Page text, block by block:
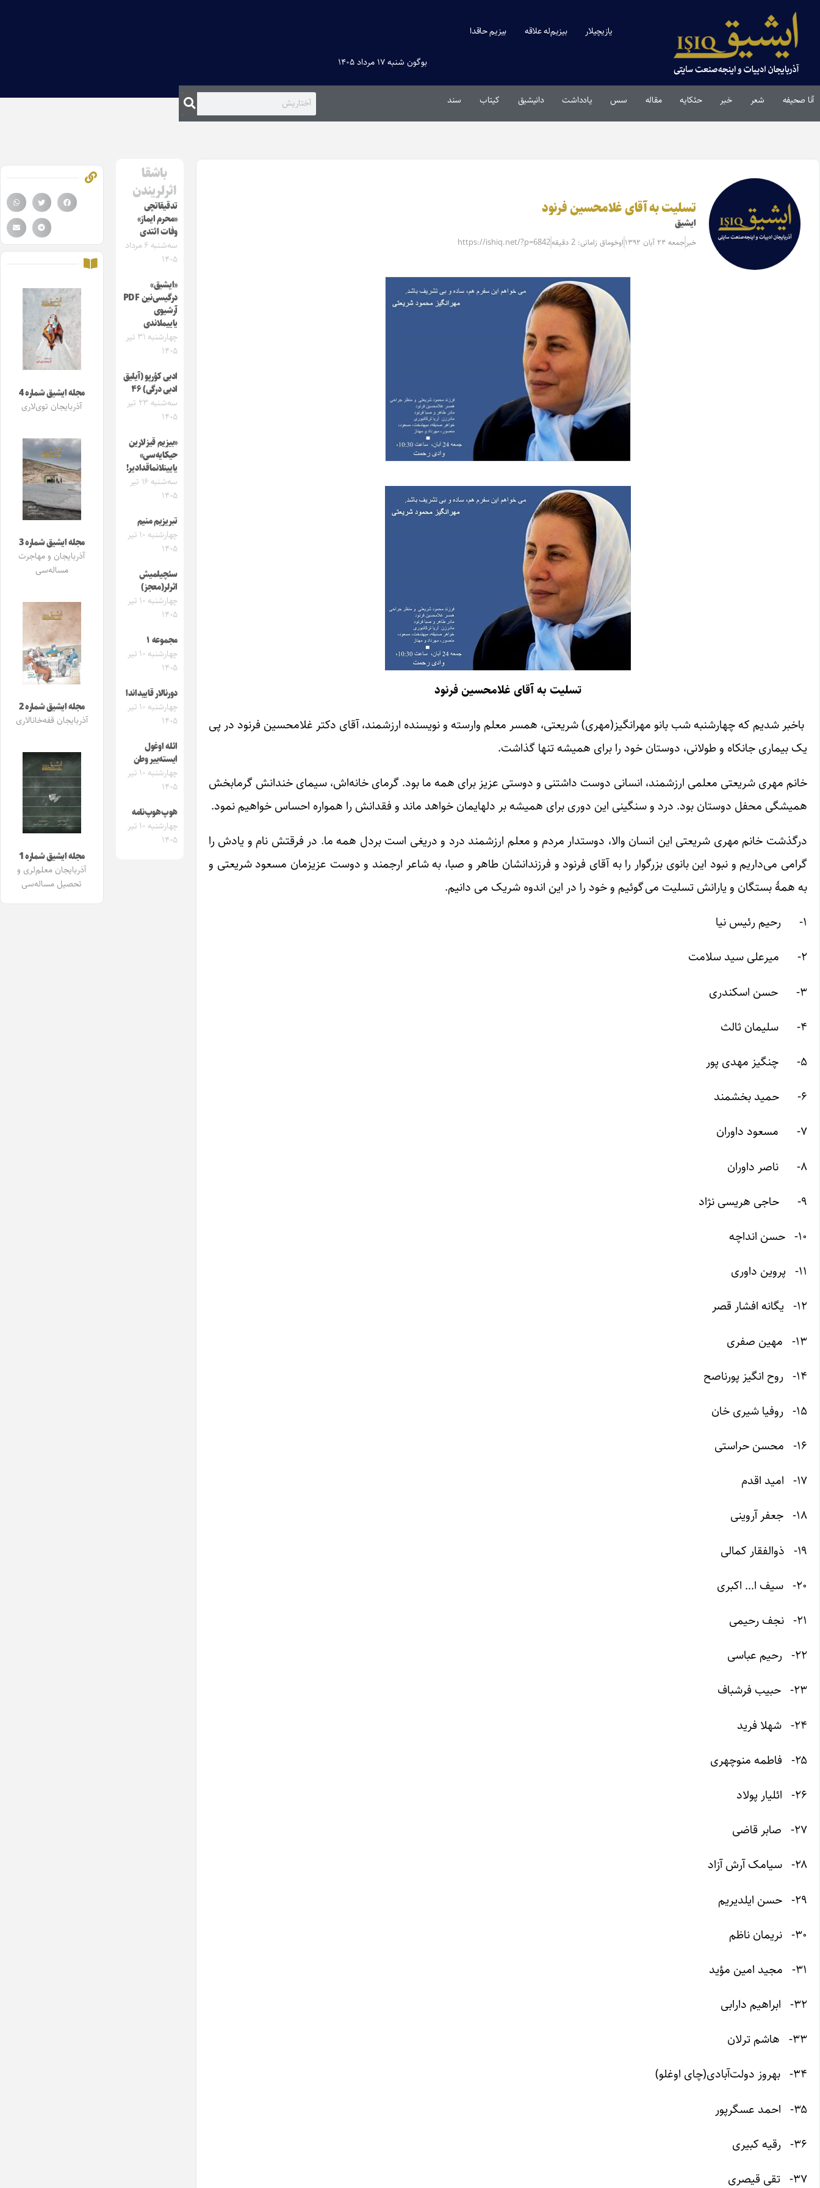
یازیچیلار بیزیم‌له علاقه بیزیم حاقدا
بوگون شنبه ۱۷ مرداد ۱۴۰۵
آنا صحیفه شعر خبر حئکایه مقاله‌ سس یادداشت دانیشیق کیتاب سند
تسلیت به آقای غلامحسین فرنود
ایشیق
خبر جمعه ۲۴ آبان ۱۳۹۲ اوخوماق زامانی: 2 دقیقه https://ishiq.net/?p=6842
تسلیت به آقای غلامحسین فرنود
باخبر شدیم که چهارشنبه شب بانو مهرانگیز(مهری) شریعتی، همسر معلم وارسته و نویسنده ارزشمند، آقای دکتر غلامحسین فرنود در پی
یک بیماری جانکاه و طولانی، دوستان خود را برای همیشه تنها گذاشت.
خانم مهری شریعتی معلمی ارزشمند، انسانی دوست داشتنی و دوستی عزیز برای همه ما بود. گرمای خانه‌اش، سیمای خندانش گرمابخش
همیشگی محفل دوستان بود. درد و سنگینی این دوری برای همیشه بر دلهایمان خواهد ماند و فقدانش را همواره احساس خواهیم نمود.
درگذشت خانم مهری شریعتی این انسان والا، دوستدار مردم و معلم ارزشمند درد و دریغی است بردل همه ما. در فرقتش نام و یادش را
گرامی می‌داریم و نبود این بانوی بزرگوار را به آقای فرنود و فرزندانشان طاهر و صبا، به شاعر ارجمند و دوست عزیزمان مسعود شریعتی و
به همۀ بستگان و یارانش تسلیت می گوئیم و خود را در این اندوه شریک می دانیم.
۱- رحیم رئیس نیا
۲- میرعلی سید سلامت
۳- حسن اسکندری
۴- سلیمان ثالث
۵- چنگیز مهدی پور
۶- حمید بخشمند
۷- مسعود داوران
۸- ناصر داوران
۹- حاجی هریسی نژاد
۱۰- حسن انداچه
۱۱- پروین داوری
۱۲- یگانه افشار قصر
۱۳- مهین صفری
۱۴- روح انگیز پورناصح
۱۵- روفیا شیری خان
۱۶- محسن حراستی
۱۷- امید اقدم
۱۸- جعفر آروینی
۱۹- ذوالفقار کمالی
۲۰- سیف ا… اکبری
۲۱- نجف رحیمی
۲۲- رحیم عباسی
۲۳- حبیب فرشباف
۲۴- شهلا فرید
۲۵- فاطمه منوچهری
۲۶- ائلیار پولاد
۲۷- صابر قاضی
۲۸- سیامک آرش آزاد
۲۹- حسن ایلدیریم
۳۰- نریمان ناظم
۳۱- مجید امین مؤید
۳۲- ابراهیم دارابی
۳۳- هاشم ترلان
۳۴- بهروز دولت‌آبادی(چای اوغلو)
۳۵- احمد عسگرپور
۳۶- رقیه کبیری
۳۷- تقی قیصری
باشقا
اثرلریندن
تدقیقاتچی
«محرم ایماز»
وفات ائتدی
سه‌شنبه ۶ مرداد
۱۴۰۵
«ایشیق»
درگیسی‌نین PDF
آرشیوی
یاییملاندی
چهارشنبه ۳۱ تیر
۱۴۰۵
ادبی کؤرپو (آیلیق
ادبی درگی) ۴۶
سه‌شنبه ۲۳ تیر
۱۴۰۵
«بیزیم قیزلارین
حیکایه‌سی»
یایینلانماقدادیر!
سه‌شنبه ۱۶ تیر
۱۴۰۵
تبریزیم منیم
چهارشنبه ۱۰ تیر
۱۴۰۵
سئچیلمیش
اثرلر(معجز)
چهارشنبه ۱۰ تیر
۱۴۰۵
مجموعه ۱
چهارشنبه ۱۰ تیر
۱۴۰۵
دورنالار قاییداندا
چهارشنبه ۱۰ تیر
۱۴۰۵
ائله اوغول
ایسته‌ییر وطن
چهارشنبه ۱۰ تیر
۱۴۰۵
هوپ‌هوپ‌نامه
چهارشنبه ۱۰ تیر
۱۴۰۵
مجله ایشیق شماره 4
آذربایجان توی‌لاری
مجله ایشیق شماره 3
آذربایجان و مهاجرت
مساله‌سی
مجله ایشیق شماره 2
آذربایجان قفه‌خانالاری
مجله ایشیق شماره 1
آذربایجان معلم‌لری و
تحصیل مساله‌سی